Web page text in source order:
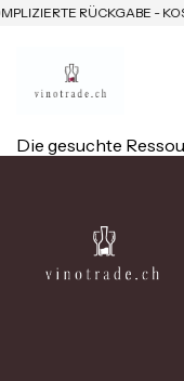
RÜCKGABE -
Die gesuchte